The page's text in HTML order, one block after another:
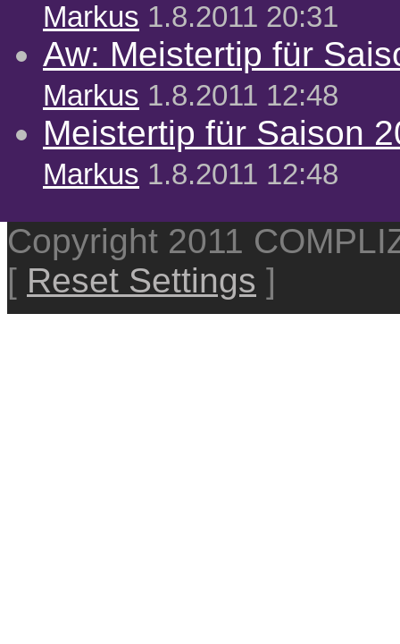
Markus 1.8.2011 20:31
Aw: Meistertip für
Markus 1.8.2011 12:48
Meistertip für Saison
Markus 1.8.2011 12:48
Copyright 2011
[ Reset Settings ]